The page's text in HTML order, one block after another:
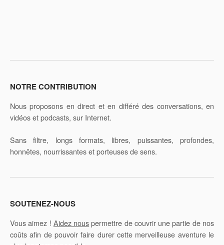
NOTRE CONTRIBUTION
Nous proposons en direct et en différé des conversations, en
vidéos et podcasts, sur Internet.
Sans filtre, longs formats, libres, puissantes, profondes,
honnêtes, nourrissantes et porteuses de sens.
SOUTENEZ-NOUS
Vous aimez ! Aidez nouspermettre de couvrir une partie de nos
coûts afin de pouvoir faire durer cette merveilleuse aventure le